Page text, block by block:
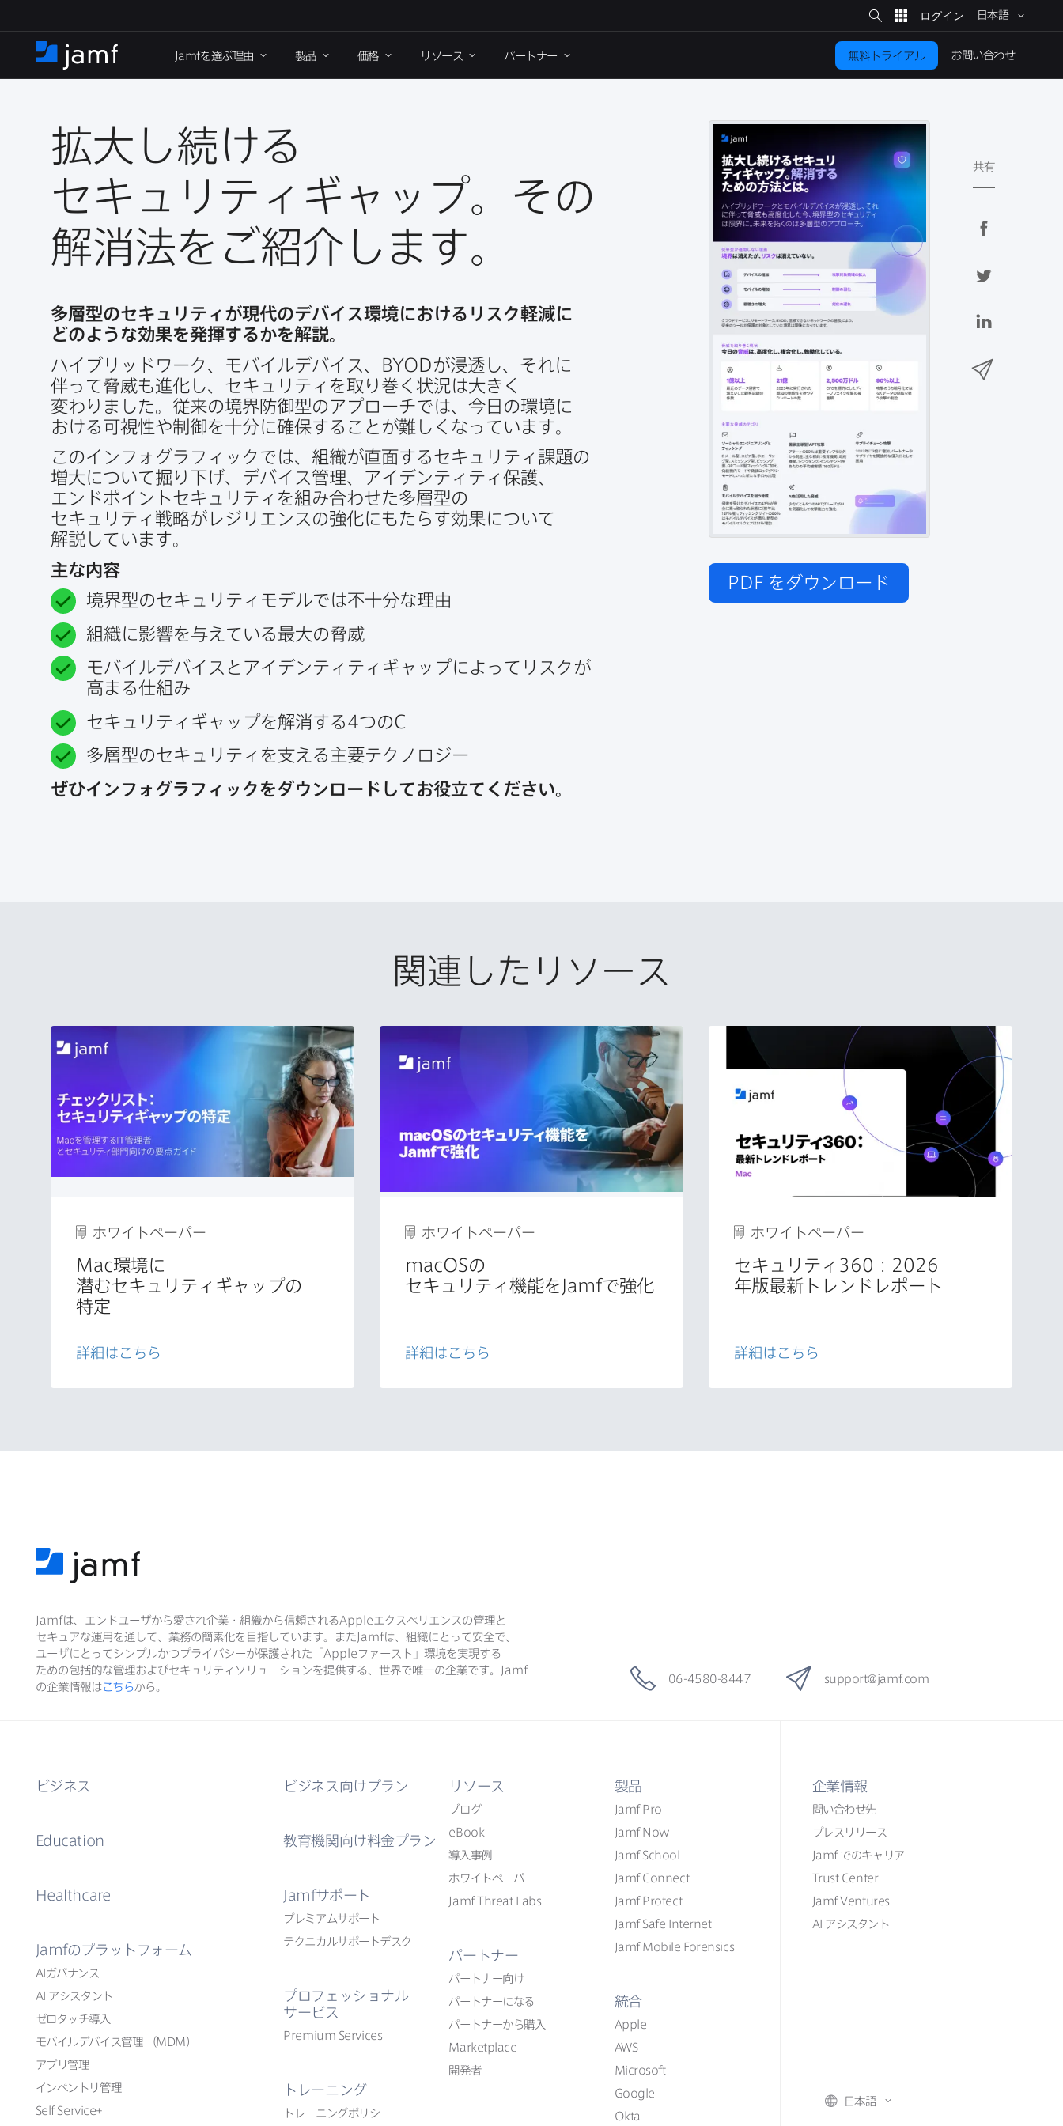
イ
ン
ツ
移
サ
イ
ト
検
索
日本語
ホ
ー
Jamfを​選ぶ理由 製品 価格 リソース パートナー 無料トライアル お問い​合わせ
拡大し続ける​
セキュリティギャップ。​その​
解消法を​ご紹介します。
PDF をダウンロード
多層型の​セキュリティが​現代の​デバイス環境に​おける​リスク軽減に​
どのような​効果を​発揮するかを​解説。
ハイブリッドワーク、​モバイルデバイス、 BYODが​浸透し、​それに​
伴って​脅威も​進化し、​セキュリティを​取り巻く​状況は​大きく​
変わりました。​従来の​境界防御型の​アプローチでは、​今日の​環境に​
おける​可視性や​制御を​十分に​確保する​ことが​難しくなっています。
この​インフォグラフィックでは、​組織が​直面する​セキュリティ課題の​
増大に​ついて​掘り下げ、​デバイス管理、​アイデンティティ保護、​
エンドポイントセキュリティを​組み合わせた​多層型の​
セキュリティ戦略が​レジリエンスの​強化にもたらす効果に​ついて​
解説しています。
主な​内容
境界型の​セキュリティモデルでは​不十分な​理由
組織に​影響を​与えている​最大の​脅威
モバイルデバイスと​アイデンティティギャップに​よってリスクが​
高まる​仕組み
セキュリティギャップを​解消する4つのC
多層型の​セキュリティを​支える​主要テクノロジー
ぜひインフォグラフィックを​ダウンロードしてお役立てください。
共有
関連したリソース
ホワイトペーパー
Mac環境に​
潜むセキュリティギャップの​
特定
詳細は​こちら
ホワイトペーパー
macOSの​
セキュリティ機能を Jamfで​強化
詳細は​こちら
ホワイトペーパー
セキュリティ 360 ： 2026
年版最新トレンドレポート
詳細は​こちら
Jamfは、​エンドユーザから​愛され企業・組織から​信頼されるApple エクスペリエンスの​管理と​
セキュアな​運用を​通して、​業務の​簡素化を​目指しています。​また Jamfは、​組織に​とって​安全で、​
ユーザに​とって​シンプルかつプライバシーが​保護された​「 Apple ファースト」環境を​実現する​
ための​包括的な​管理および​セキュリティソリューションを​提供する、​世界で​唯一の​企業です。
Jamf
の​企業情報はこちらから。
06-4580-8447 support@jamf. com
ビジネス
Education
Healthcare
Jamfの​プラットフォーム
AI ガバナンス
AI アシスタント
ゼロタッチ導入
モバイルデバイス管理
（MDM ）
アプリ管理
インベントリ管理
Self Service+
ビジネス向けプラン
教育機関向け料金プラン
Jamfサポート
プレミアムサポート
テクニカルサポートデスク
プロフェッショナル
サービス
Premium Services
トレーニング
トレーニングポリシー
リソース
ブログ
eBook
導入事例
ホワイトペーパー
Jamf Threat Labs
パートナー
パートナー向け
パートナーに​なる
パートナーから​購入
Marketplace
開発者
製品
Jamf Pro
Jamf Now
Jamf School
Jamf Connect
Jamf Protect
Jamf Safe Internet
Jamf Mobile Forensics
統合
Apple
AWS
Microsoft
Google
Okta
企業情報
問い​合わせ先
プレスリリース
Jamf での​​キャリア
Trust Center
Jamf Ventures
AI アシスタント
日本語